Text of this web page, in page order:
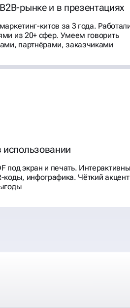
рынке и в презентациях
китов за 3 года.
из 20+ сфер. Умеем говорить
партнёрами, заказчиками
использовании
под экран и печать.
коды, инфографика. Чёткий акцент